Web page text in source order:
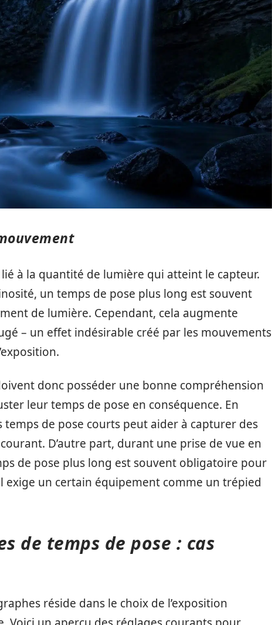
à la quantité de lumière qui atteint le capteur.
un temps de pose plus long est souvent
de lumière. Cependant, cela augmente
– un effet indésirable créé par les mouvements
donc posséder une bonne compréhension
leur temps de pose en conséquence. En
de pose courts peut aider à capturer des
D’autre part, durant une prise de vue en
de pose plus long est souvent obligatoire pour
exige un certain équipement comme un trépied
de temps de pose : cas
réside dans le choix de l’exposition